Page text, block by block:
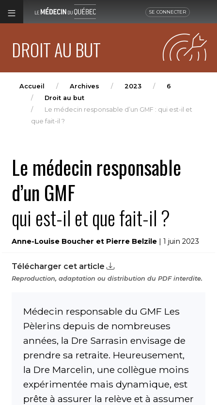
SE CONNECTER
DROIT AU BUT
Accueil Archives 2023
6
Droit au but
Le médecin responsable d’un GMF : qui est-il et
que fait-il ?
Le médecin responsable
d’un GMF
qui est-il et que fait-il ?
Anne-Louise Boucher et Pierre Belzile | 1 juin 2023
Télécharger cet article
Reproduction, adaptation ou distribution du PDF interdite.
Médecin responsable du GMF Les
Pèlerins depuis de nombreuses
années, la Dre Sarrasin envisage de
prendre sa retraite. Heureusement,
la Dre Marcelin, une collègue moins
expérimentée mais dynamique, est
prête à assurer la relève et à assumer